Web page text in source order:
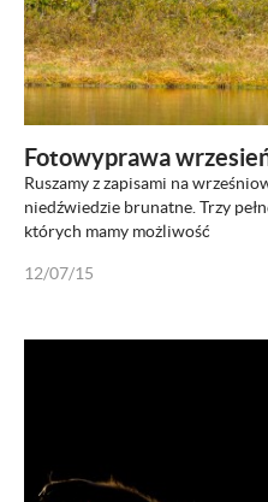
Fotowyprawa
Ruszamy z zapisami na
niedźwiedzie brunatne. Trzy
których mamy możliwość
12/07/15